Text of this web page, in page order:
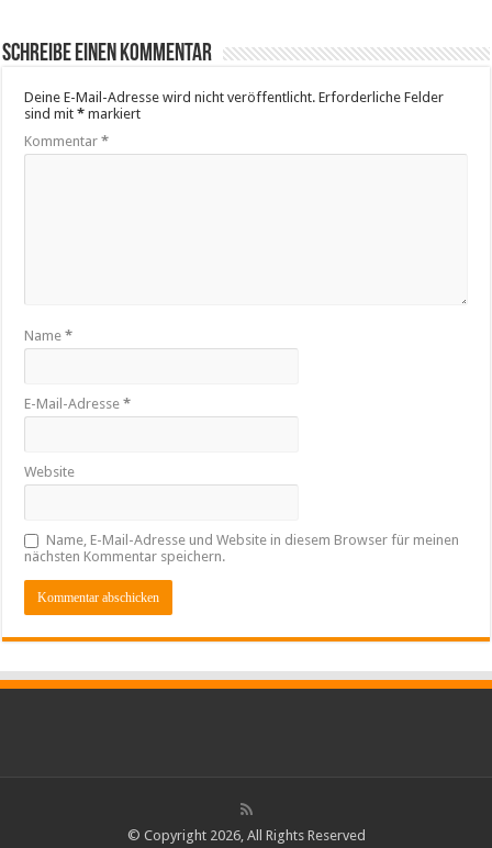
Schreibe einen Kommentar
Deine E-Mail-Adresse wird nicht veröffentlicht. Erforderliche Felder
sind mit* markiert
Kommentar*
Name*
E-Mail-Adresse*
Website
Name, E-Mail-Adresse und Website in diesem Browser für meinen
nächsten Kommentar speichern.
© Copyright 2026, All Rights Reserved